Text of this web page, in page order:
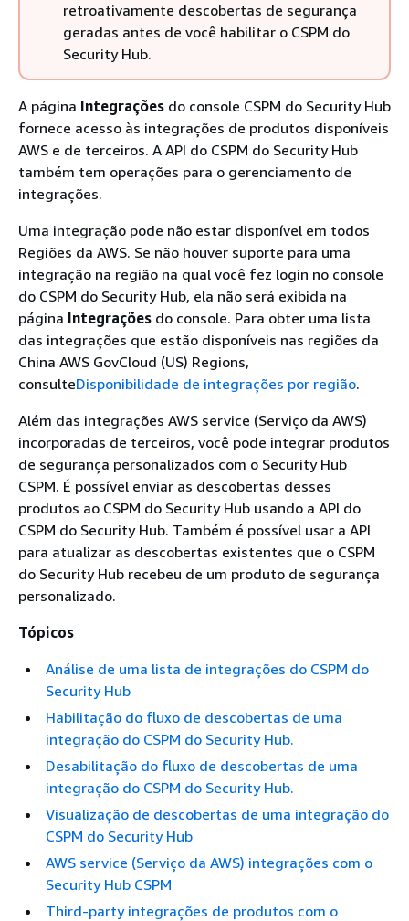
retroativamente descobertas de segurança
geradas antes de você habilitar o CSPM do
Security Hub.
A página Integrações do console CSPM do Security Hub
fornece acesso às integrações de produtos disponíveis
AWS e de terceiros. A API do CSPM do Security Hub
também tem operações para o gerenciamento de
integrações.
Uma integração pode não estar disponível em todos
Regiões da AWS. Se não houver suporte para uma
integração na região na qual você fez login no console
do CSPM do Security Hub, ela não será exibida na
página Integrações do console. Para obter uma lista
das integrações que estão disponíveis nas regiões da
China AWS GovCloud (US) Regions,
consulteDisponibilidade de integrações por região.
Além das integrações AWS service (Serviço da AWS)
incorporadas de terceiros, você pode integrar produtos
de segurança personalizados com o Security Hub
CSPM. É possível enviar as descobertas desses
produtos ao CSPM do Security Hub usando a API do
CSPM do Security Hub. Também é possível usar a API
para atualizar as descobertas existentes que o CSPM
do Security Hub recebeu de um produto de segurança
personalizado.
Tópicos
Análise de uma lista de integrações do CSPM do
Security Hub
Habilitação do fluxo de descobertas de uma
integração do CSPM do Security Hub.
Desabilitação do fluxo de descobertas de uma
integração do CSPM do Security Hub.
Visualização de descobertas de uma integração do
CSPM do Security Hub
AWS service (Serviço da AWS) integrações com o
Security Hub CSPM
Third-party integrações de produtos com o